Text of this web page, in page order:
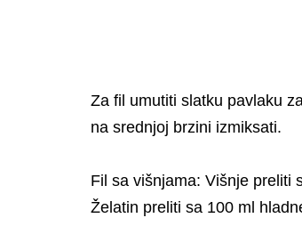
Za fil umutiti slatku pavlaku
na srednjoj brzini izmiksati.
Fil sa višnjama: Višnje preliti
Želatin preliti sa 100 ml